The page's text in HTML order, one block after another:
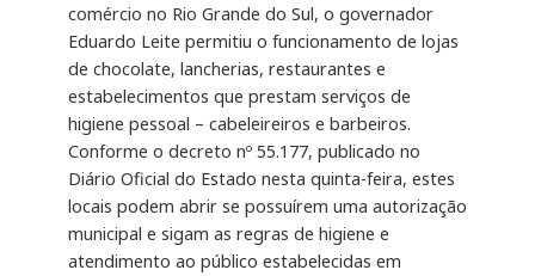
comércio no Rio Grande do Sul, o governador
Eduardo Leite permitiu o funcionamento de lojas
de chocolate, lancherias, restaurantes e
estabelecimentos que prestam serviços de
higiene pessoal – cabeleireiros e barbeiros.
Conforme o decreto nº 55.177, publicado no
Diário Oficial do Estado nesta quinta-feira, estes
locais podem abrir se possuírem uma autorização
municipal e sigam as regras de higiene e
atendimento ao público estabelecidas em